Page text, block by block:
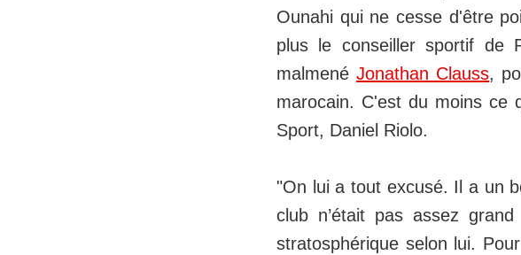
Ounahi qui ne cesse d'être
plus le conseiller sportif de
malmenéJonathan Clauss,
marocain. C'est du moins ce
Sport, Daniel Riolo.
"On lui a tout excusé. Il a un
club n’était pas assez
stratosphérique selon lui.